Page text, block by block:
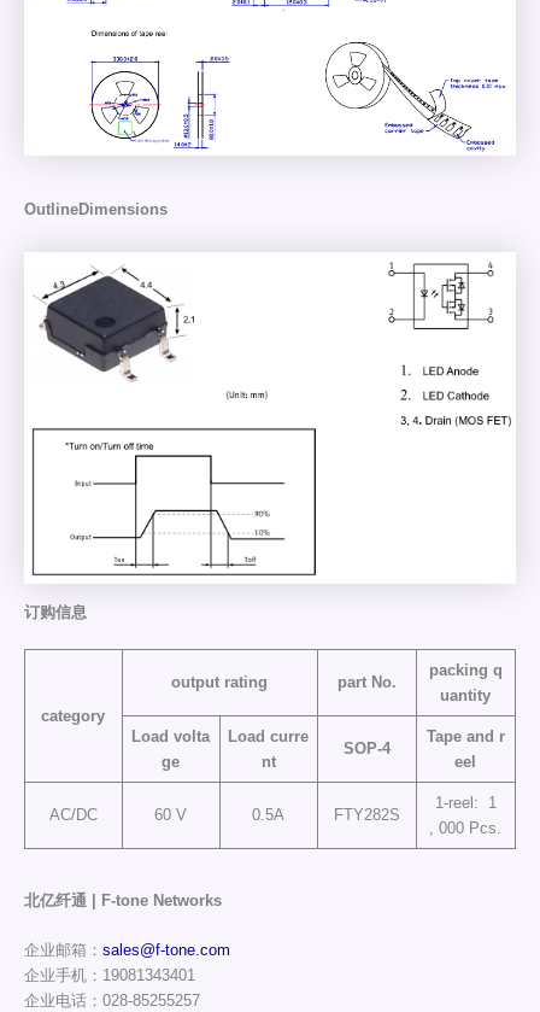
OutlineDimensions
订购信息
category
output rating part No.
packing q
uantity
Load volta
ge
Load curre
nt
SOP-4
Tape and r
eel
AC/DC 60 V 0.5A FTY282S
1-reel: 1
, 000 Pcs.
北亿纤通 | F-tone Networks
企业邮箱： sales@f-tone.com
企业手机：19081343401
企业电话：028-85255257